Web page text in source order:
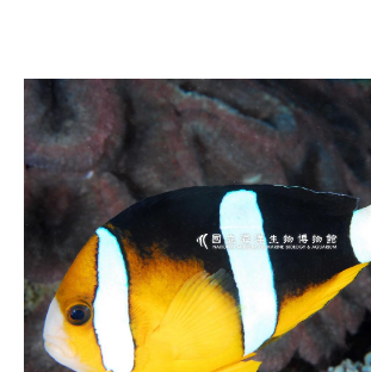
像
影
音
音
息
發
布